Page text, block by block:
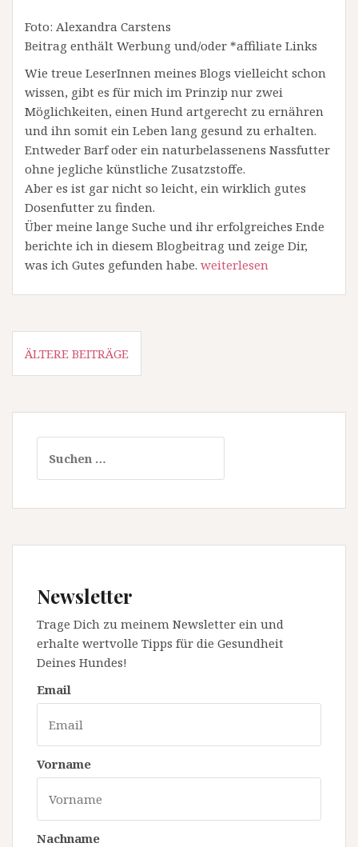
Foto: Alexandra Carstens
Beitrag enthält Werbung und/oder *affiliate Links
Wie treue LeserInnen meines Blogs vielleicht schon
wissen, gibt es für mich im Prinzip nur zwei
Möglichkeiten, einen Hund artgerecht zu ernähren
und ihn somit ein Leben lang gesund zu erhalten.
Entweder Barf oder ein naturbelassenens Nassfutter
ohne jegliche künstliche Zusatzstoffe.
Aber es ist gar nicht so leicht, ein wirklich gutes
Dosenfutter zu finden.
Über meine lange Suche und ihr erfolgreiches Ende
berichte ich in diesem Blogbeitrag und zeige Dir,
was ich Gutes gefunden habe. weiterlesen
Beitragsnavigation
ÄLTERE BEITRÄGE
nach:
Newsletter
Trage Dich zu meinem Newsletter ein und
erhalte wertvolle Tipps für die Gesundheit
Deines Hundes!
Email
Vorname
Nachname